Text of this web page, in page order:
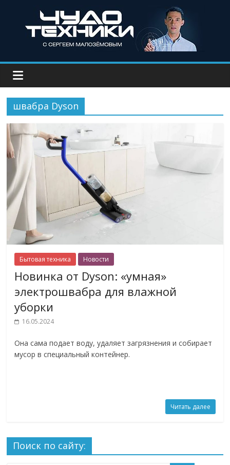
швабра Dyson
Бытовая техника Новости
Новинка от Dyson: «умная»
электрошвабра для влажной
уборки
16.05.2024
Она сама подает воду, удаляет загрязнения и собирает
мусор в специальный контейнер.
Читать далее
Поиск по сайту: